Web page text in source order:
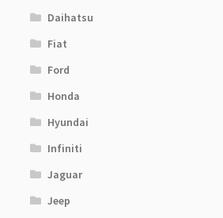
Daihatsu
Fiat
Ford
Honda
Hyundai
Infiniti
Jaguar
Jeep